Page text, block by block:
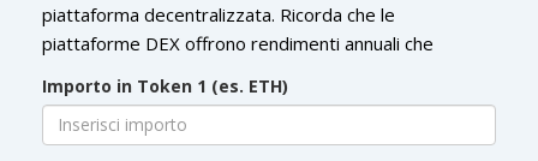
piattaforma decentralizzata. Ricorda che le
piattaforme DEX offrono rendimenti annuali che
considerare anche il rischio di impermanent loss.
Importo in Token 1 (es. ETH)